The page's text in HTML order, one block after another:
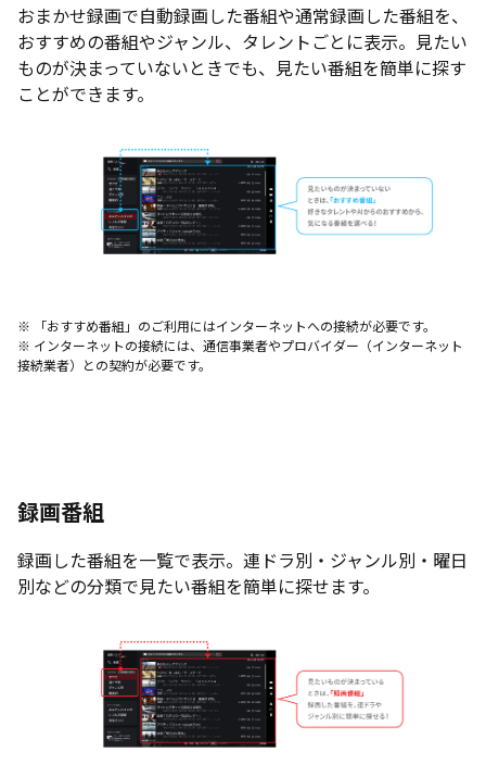
おまかせ録画で自動録画した番組や通常録画した番組を、
おすすめの番組やジャンル、タレントごとに表示。見たい
ものが決まっていないときでも、見たい番組を簡単に探す
ことができます。
※ 「おすすめ番組」のご利用にはインターネットへの接続が必要です。
※ インターネットの接続には、通信事業者やプロバイダー（インターネット
接続業者）との契約が必要です。
録画番組
録画した番組を一覧で表示。連ドラ別・ジャンル別・曜日
別などの分類で見たい番組を簡単に探せます。